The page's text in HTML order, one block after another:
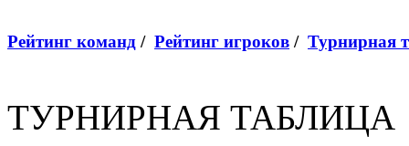
Рейтинг команд / Рейтинг игроков / Турнирная
ТУРНИРНАЯ ТАБЛИЦА